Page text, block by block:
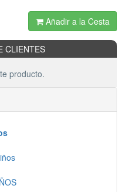
Añadir a la Cesta
CLIENTES
producto.